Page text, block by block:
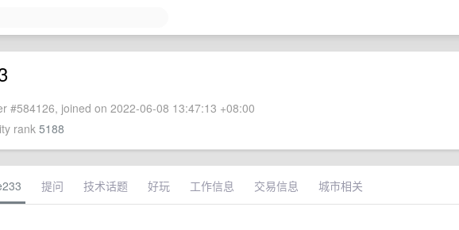
#584126, joined on 2022-06-08 13:47:13 +08:00
rank 5188
提问 技术话题 好玩 工作信息 交易信息 城市相关